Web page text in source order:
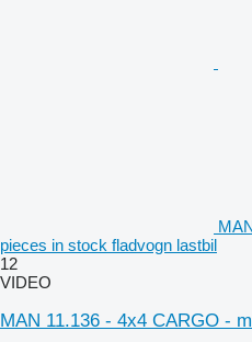
pieces in stock fladvogn lastbil
12
VIDEO
MAN 11.136 - 4x4 CARGO -